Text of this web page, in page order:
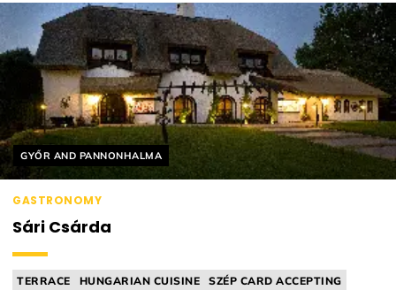
Helyszín címkék:
GYŐR AND PANNONHALMA
GASTRONOMY
Sári Csárda
TERRACE HUNGARIAN CUISINE
SZÉP CARD ACCEPTING